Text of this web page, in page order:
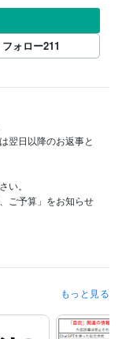
フォロー211
翌日以降のお返事と
い。
ご予算」をお知らせ
をいただく場合は提
ジに加え、いくつか
ることがありま
もっと見る